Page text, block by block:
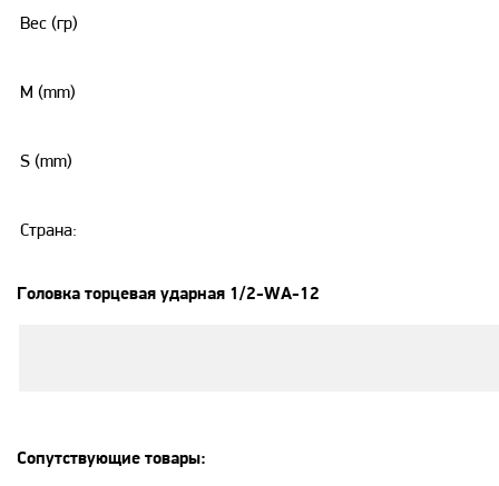
Вес (гр)
M (mm)
S (mm)
Страна:
Головка торцевая ударная 1/2-WA-12
Сопутствующие товары: